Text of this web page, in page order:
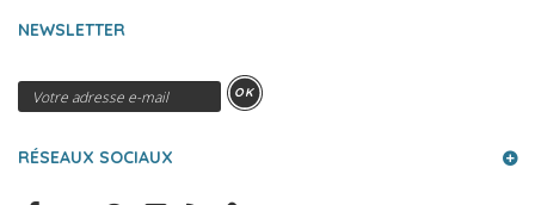
NEWSLETTER
OK
RÉSEAUX SOCIAUX